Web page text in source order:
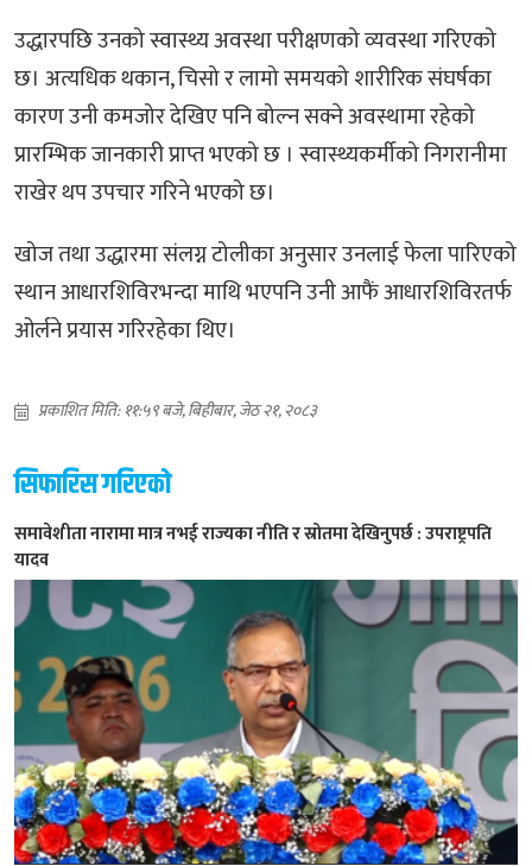
उद्धारपछि उनको स्वास्थ्य अवस्था परीक्षणको व्यवस्था गरिएको
छ। अत्यधिक थकान, चिसो र लामो समयको शारीरिक संघर्षका
कारण उनी कमजोर देखिए पनि बोल्न सक्ने अवस्थामा रहेको
प्रारम्भिक जानकारी प्राप्त भएको छ । स्वास्थ्यकर्मीको निगरानीमा
राखेर थप उपचार गरिने भएको छ।
खोज तथा उद्धारमा संलग्न टोलीका अनुसार उनलाई फेला पारिएको
स्थान आधारशिविरभन्दा माथि भएपनि उनी आफैं आधारशिविरतर्फ
ओर्लने प्रयास गरिरहेका थिए।
प्रकाशित मिति: ११:५९ बजे, बिहीबार, जेठ २१, २०८३
सिफारिस गरिएको
समावेशीता नारामा मात्र नभई राज्यका नीति र स्रोतमा देखिनुपर्छ : उपराष्ट्रपति
यादव